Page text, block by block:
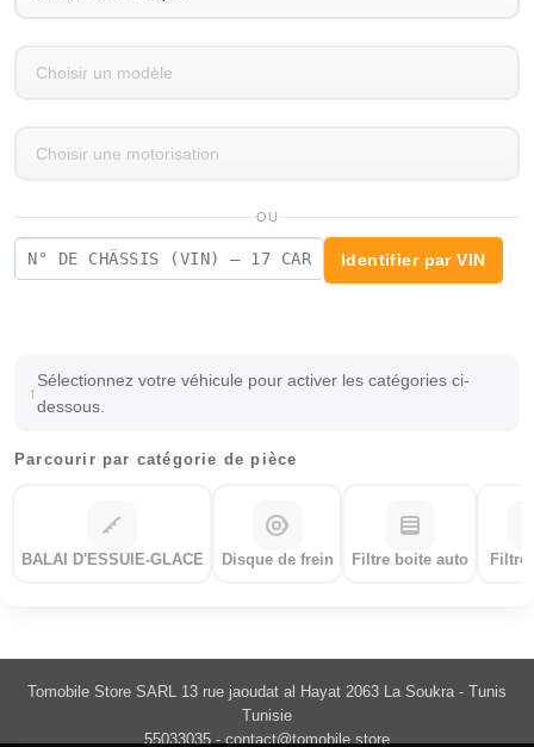
OU
Identifier par VIN
Sélectionnez votre véhicule pour activer les catégories ci-
dessous.
Parcourir par catégorie de pièce
BALAI D'ESSUIE-GLACE Disque de frein Filtre boite auto
Tomobile Store SARL 13 rue jaoudat al Hayat 2063 La Soukra - Tunis
Tunisie
55033035 - contact@tomobile.store